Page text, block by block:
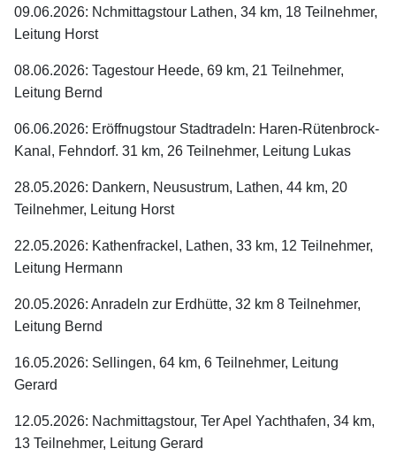
09.06.2026: Nchmittagstour Lathen, 34 km, 18 Teilnehmer,
Leitung Horst
08.06.2026: Tagestour Heede, 69 km, 21 Teilnehmer,
Leitung Bernd
06.06.2026: Eröffnugstour Stadtradeln: Haren-Rütenbrock-
Kanal, Fehndorf. 31 km, 26 Teilnehmer, Leitung Lukas
28.05.2026: Dankern, Neusustrum, Lathen, 44 km, 20
Teilnehmer, Leitung Horst
22.05.2026: Kathenfrackel, Lathen, 33 km, 12 Teilnehmer,
Leitung Hermann
20.05.2026: Anradeln zur Erdhütte, 32 km 8 Teilnehmer,
Leitung Bernd
16.05.2026: Sellingen, 64 km, 6 Teilnehmer, Leitung
Gerard
12.05.2026: Nachmittagstour, Ter Apel Yachthafen, 34 km,
13 Teilnehmer, Leitung Gerard